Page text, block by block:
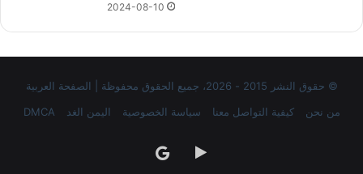
2024-08-10
© حقوق النشر 2015 - 2026، جميع الحقوق محفوظة | الصفحة العربية
من نحن
كيفية التواصل معنا سياسة الخصوصية اليمن الغد DMCA
‏Google
google